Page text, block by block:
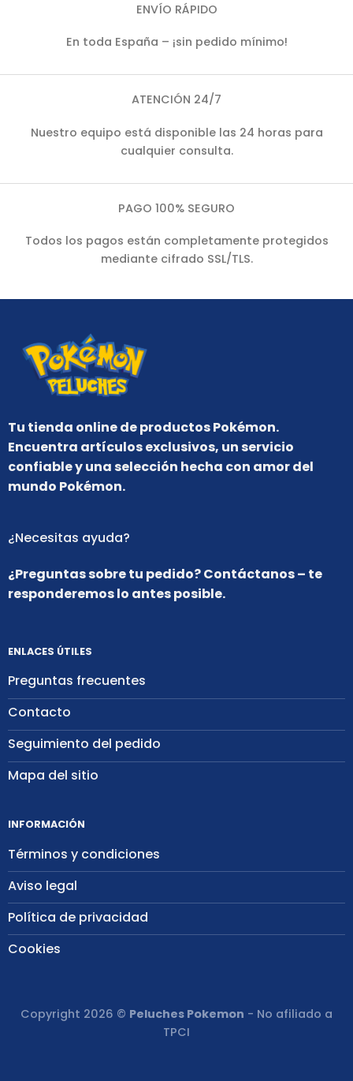
ENVÍO RÁPIDO
En toda España – ¡sin pedido mínimo!
ATENCIÓN 24/7
Nuestro equipo está disponible las 24 horas para
cualquier consulta.
PAGO 100% SEGURO
Todos los pagos están completamente protegidos
mediante cifrado SSL/TLS.
Tu tienda online de productos Pokémon.
Encuentra artículos exclusivos, un servicio
confiable y una selección hecha con amor del
mundo Pokémon.
ENLACES ÚTILES
Preguntas frecuentes
Contacto
Seguimiento del pedido
Mapa del sitio
INFORMACIÓN
Términos y condiciones
Aviso legal
Política de privacidad
Cookies
¿Necesitas ayuda?
¿Preguntas sobre tu pedido? Contáctanos – te
responderemos lo antes posible.
Copyright 2026 © Peluches Pokemon - No afiliado a
TPCI